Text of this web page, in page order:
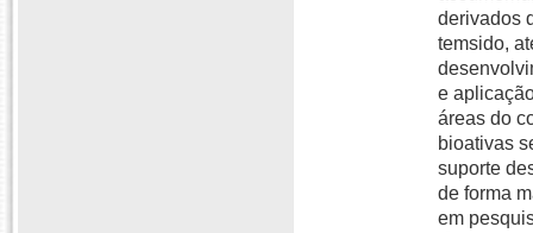
derivados
temsido,
e
áreas do
bioativas
suporte
de forma
em